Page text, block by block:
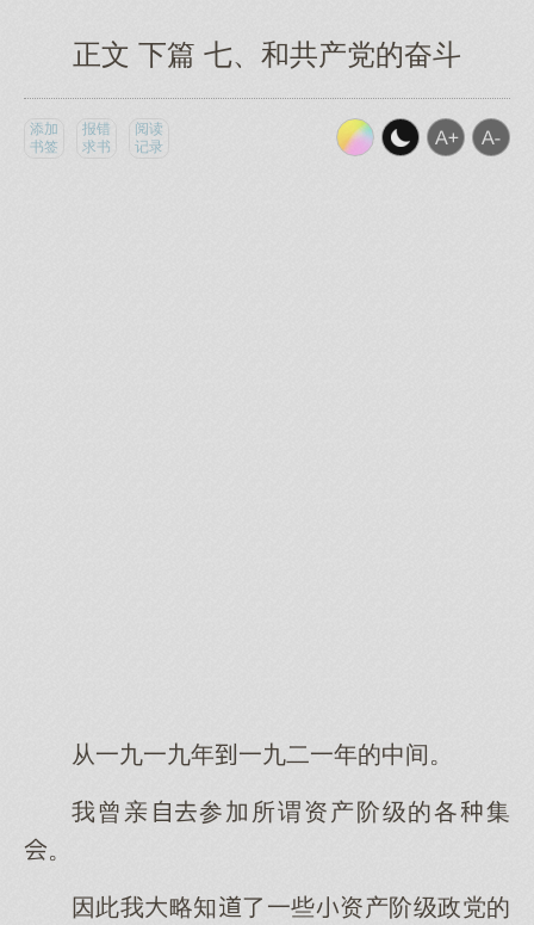
正文 下篇 七、和共产党的奋斗
添加
书签
报错
求书
阅读
记录
从一九一九年一九二一年的中间。
我曾亲参加所谓资产阶级的各集
。
因此我略知了一些资产阶级政党的